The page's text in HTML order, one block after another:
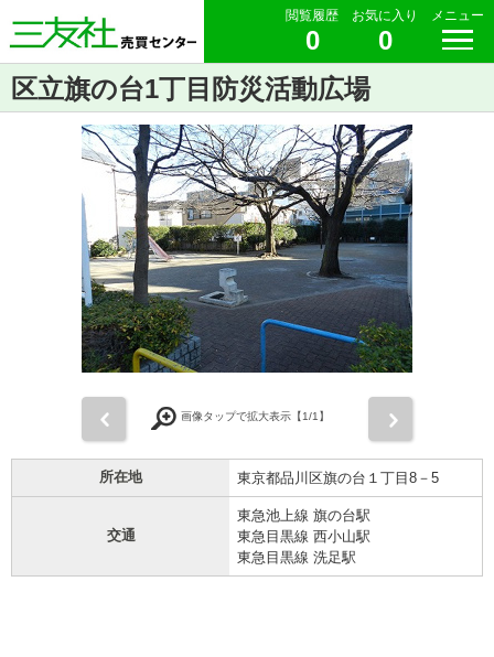
閲覧履歴
0
お気に入り
0
メニュー
区立旗の台1丁目防災活動広場
画像タップで拡大表示【1/1】
所在地 東京都品川区旗の台１丁目8－5
交通
東急池上線 旗の台駅
東急目黒線 西小山駅
東急目黒線 洗足駅